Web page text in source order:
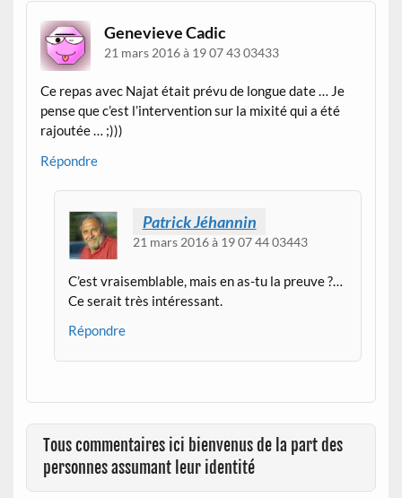
Genevieve Cadic
21 mars 2016 à 19 07 43 03433
Ce repas avec Najat était prévu de longue date … Je
pense que c’est l’intervention sur la mixité qui a été
rajoutée … ;)))
Répondre
Patrick Jéhannin
21 mars 2016 à 19 07 44 03443
C’est vraisemblable, mais en as-tu la preuve ?…
Ce serait très intéressant.
Répondre
Tous commentaires ici bienvenus de la part des
personnes assumant leur identité